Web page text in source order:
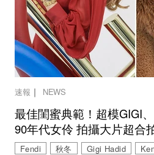
速報 ｜ NEWS
最佳閨蜜典範！超模GIGI
90年代女伶 拍攝大片超合
Fendi 秋冬 Gigi Hadid